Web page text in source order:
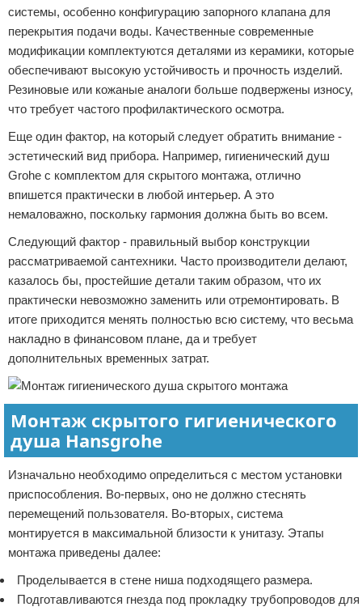
системы, особенно конфигурацию запорного клапана для
перекрытия подачи воды. Качественные современные
модификации комплектуются деталями из керамики, которые
обеспечивают высокую устойчивость и прочность изделий.
Резиновые или кожаные аналоги больше подвержены износу,
что требует частого профилактического осмотра.
Еще один фактор, на который следует обратить внимание -
эстетический вид прибора. Например, гигиенический душ
Grohe с комплектом для скрытого монтажа, отлично
впишется практически в любой интерьер. А это
немаловажно, поскольку гармония должна быть во всем.
Следующий фактор - правильный выбор конструкции
рассматриваемой сантехники. Часто производители делают,
казалось бы, простейшие детали таким образом, что их
практически невозможно заменить или отремонтировать. В
итоге приходится менять полностью всю систему, что весьма
накладно в финансовом плане, да и требует
дополнительных временных затрат.
Монтаж скрытого гигиенического
душа Hansgrohe
Изначально необходимо определиться с местом установки
приспособления. Во-первых, оно не должно стеснять
перемещений пользователя. Во-вторых, система
монтируется в максимальной близости к унитазу. Этапы
монтажа приведены далее:
Проделывается в стене ниша подходящего размера.
Подготавливаются гнезда под прокладку трубопроводов для